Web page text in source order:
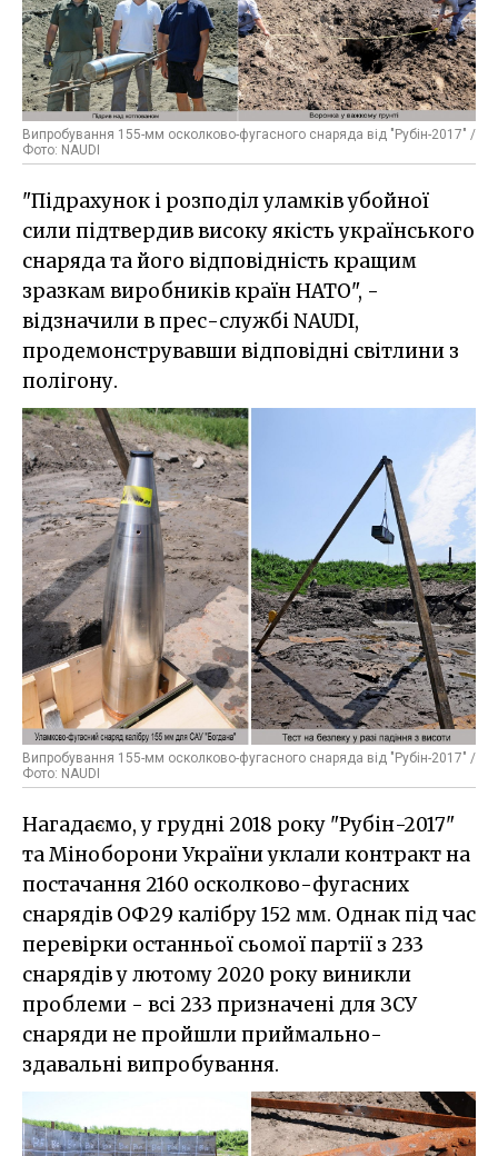
Випробування 155-мм осколково-фугасного снаряда від "Рубін-2017" /
Фото: NAUDI
"Підрахунок і розподіл уламків убойної
сили підтвердив високу якість українського
снаряда та його відповідність кращим
зразкам виробників країн НАТО", -
відзначили в прес-службі NAUDI,
продемонструвавши відповідні світлини з
полігону.
Випробування 155-мм осколково-фугасного снаряда від "Рубін-2017" /
Фото: NAUDI
Нагадаємо, у грудні 2018 року "Рубін-2017"
та Міноборони України уклали контракт на
постачання 2160 осколково-фугасних
снарядів ОФ29 калібру 152 мм. Однак під час
перевірки останньої сьомої партії з 233
снарядів у лютому 2020 року виникли
проблеми - всі 233 призначені для ЗСУ
снаряди не пройшли приймально-
здавальні випробування.